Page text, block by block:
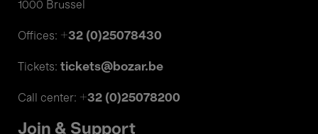
1000 Brussel
Offices: +32 (0)25078430
Tickets: tickets@bozar.be
Call center: +32 (0)25078200
Join & Support